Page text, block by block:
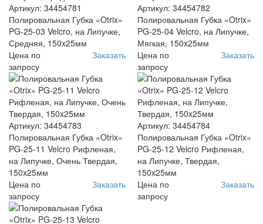
Артикул: 34454781
Полировальная Губка «Otrix»
PG-25-03 Velcro, на Липучке,
Средняя, 150x25мм
Цена по
запросу
Заказать
Артикул: 34454782
Полировальная Губка «Otrix»
PG-25-04 Velcro, на Липучке,
Мягкая, 150x25мм
Цена по
запросу
Заказать
Артикул: 34454783
Полировальная Губка «Otrix»
PG-25-11 Velcro Рифленая,
на Липучке, Очень Твердая,
150x25мм
Цена по
запросу
Заказать
Артикул: 34454784
Полировальная Губка «Otrix»
PG-25-12 Velcro Рифленая,
на Липучке, Твердая,
150x25мм
Цена по
запросу
Заказать